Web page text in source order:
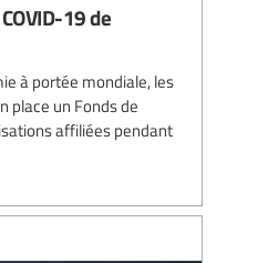
19 de
à portée mondiale, les
place un Fonds de
affiliées pendant